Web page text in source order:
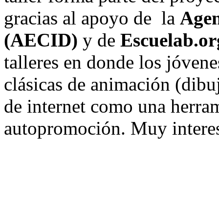
gracias al apoyo de la
(AECID) y de
talleres en donde los
clásicas de animación
de internet como una
autopromoción. Muy